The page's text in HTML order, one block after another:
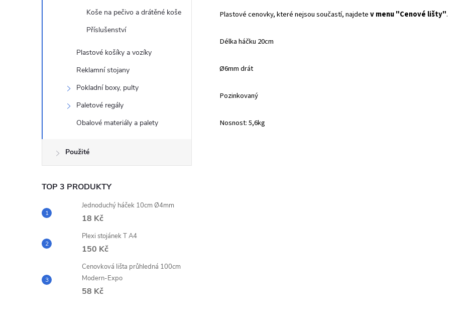
Koše na pečivo a drátěné koše
Příslušenství
Plastové košíky a vozíky
Reklamní stojany
Pokladní boxy, pulty
Paletové regály
Obalové materiály a palety
Použité
TOP 3 PRODUKTY
Jednoduchý háček 10cm Ø4mm
18 Kč
Plexi stojánek T A4
150 Kč
Cenovková lišta průhledná 100cm
Modern-Expo
58 Kč
Plastové cenovky, které nejsou součastí, najdetev menu "Cenové lišty".
Délka háčku 20cm
Ø6mm drát
Pozinkovaný
Nosnost: 5,6kg